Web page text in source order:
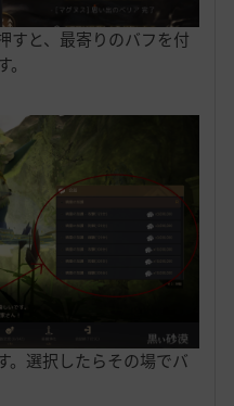
すと、最寄りのバフを付
。選択したらその場でバ